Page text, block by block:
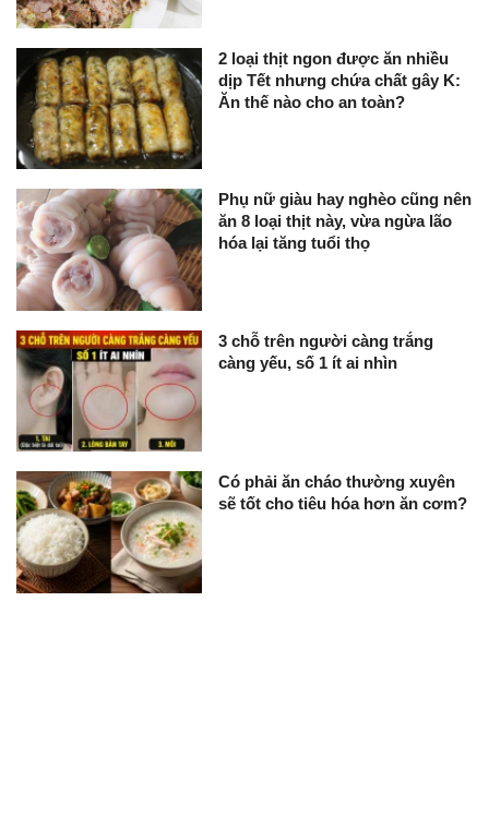
2 loại thịt ngon được ăn nhiều
dịp Tết nhưng chứa chất gây K:
Ăn thế nào cho an toàn?
Phụ nữ giàu hay nghèo cũng nên
ăn 8 loại thịt này, vừa ngừa lão
hóa lại tăng tuổi thọ
3 chỗ trên người càng trắng
càng yếu, số 1 ít ai nhìn
Có phải ăn cháo thường xuyên
sẽ tốt cho tiêu hóa hơn ăn cơm?